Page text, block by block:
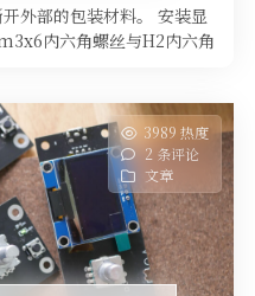
外部的包装材料。 安装显
内六角螺丝与H2内六角
3989 热度
2 条评论
文章